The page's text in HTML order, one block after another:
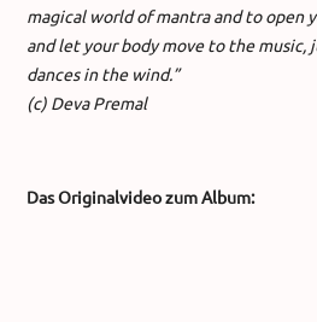
magical world of mantra and to open
and let your body move to the music,
dances in the wind.”
(c) Deva Premal
Das Originalvideo zum Album: